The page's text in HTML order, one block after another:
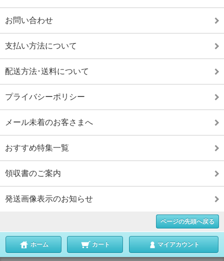
お問い合わせ
支払い方法について
配送方法･送料について
プライバシーポリシー
メール未着のお客さまへ
おすすめ特集一覧
領収書のご案内
発送画像表示のお知らせ
ページの先頭へ戻る
ホーム カート マイアカウント